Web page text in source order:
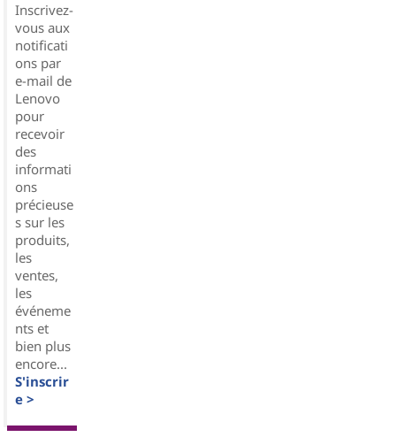
Inscrivez-
vous aux
notificati
ons par
e-mail de
Lenovo
pour
recevoir
des
informati
ons
précieuse
s sur les
produits,
les
ventes,
les
événeme
nts et
bien plus
encore...
S'inscrir
e >